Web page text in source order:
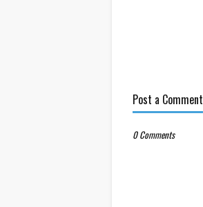
Post a Comment
0 Comments